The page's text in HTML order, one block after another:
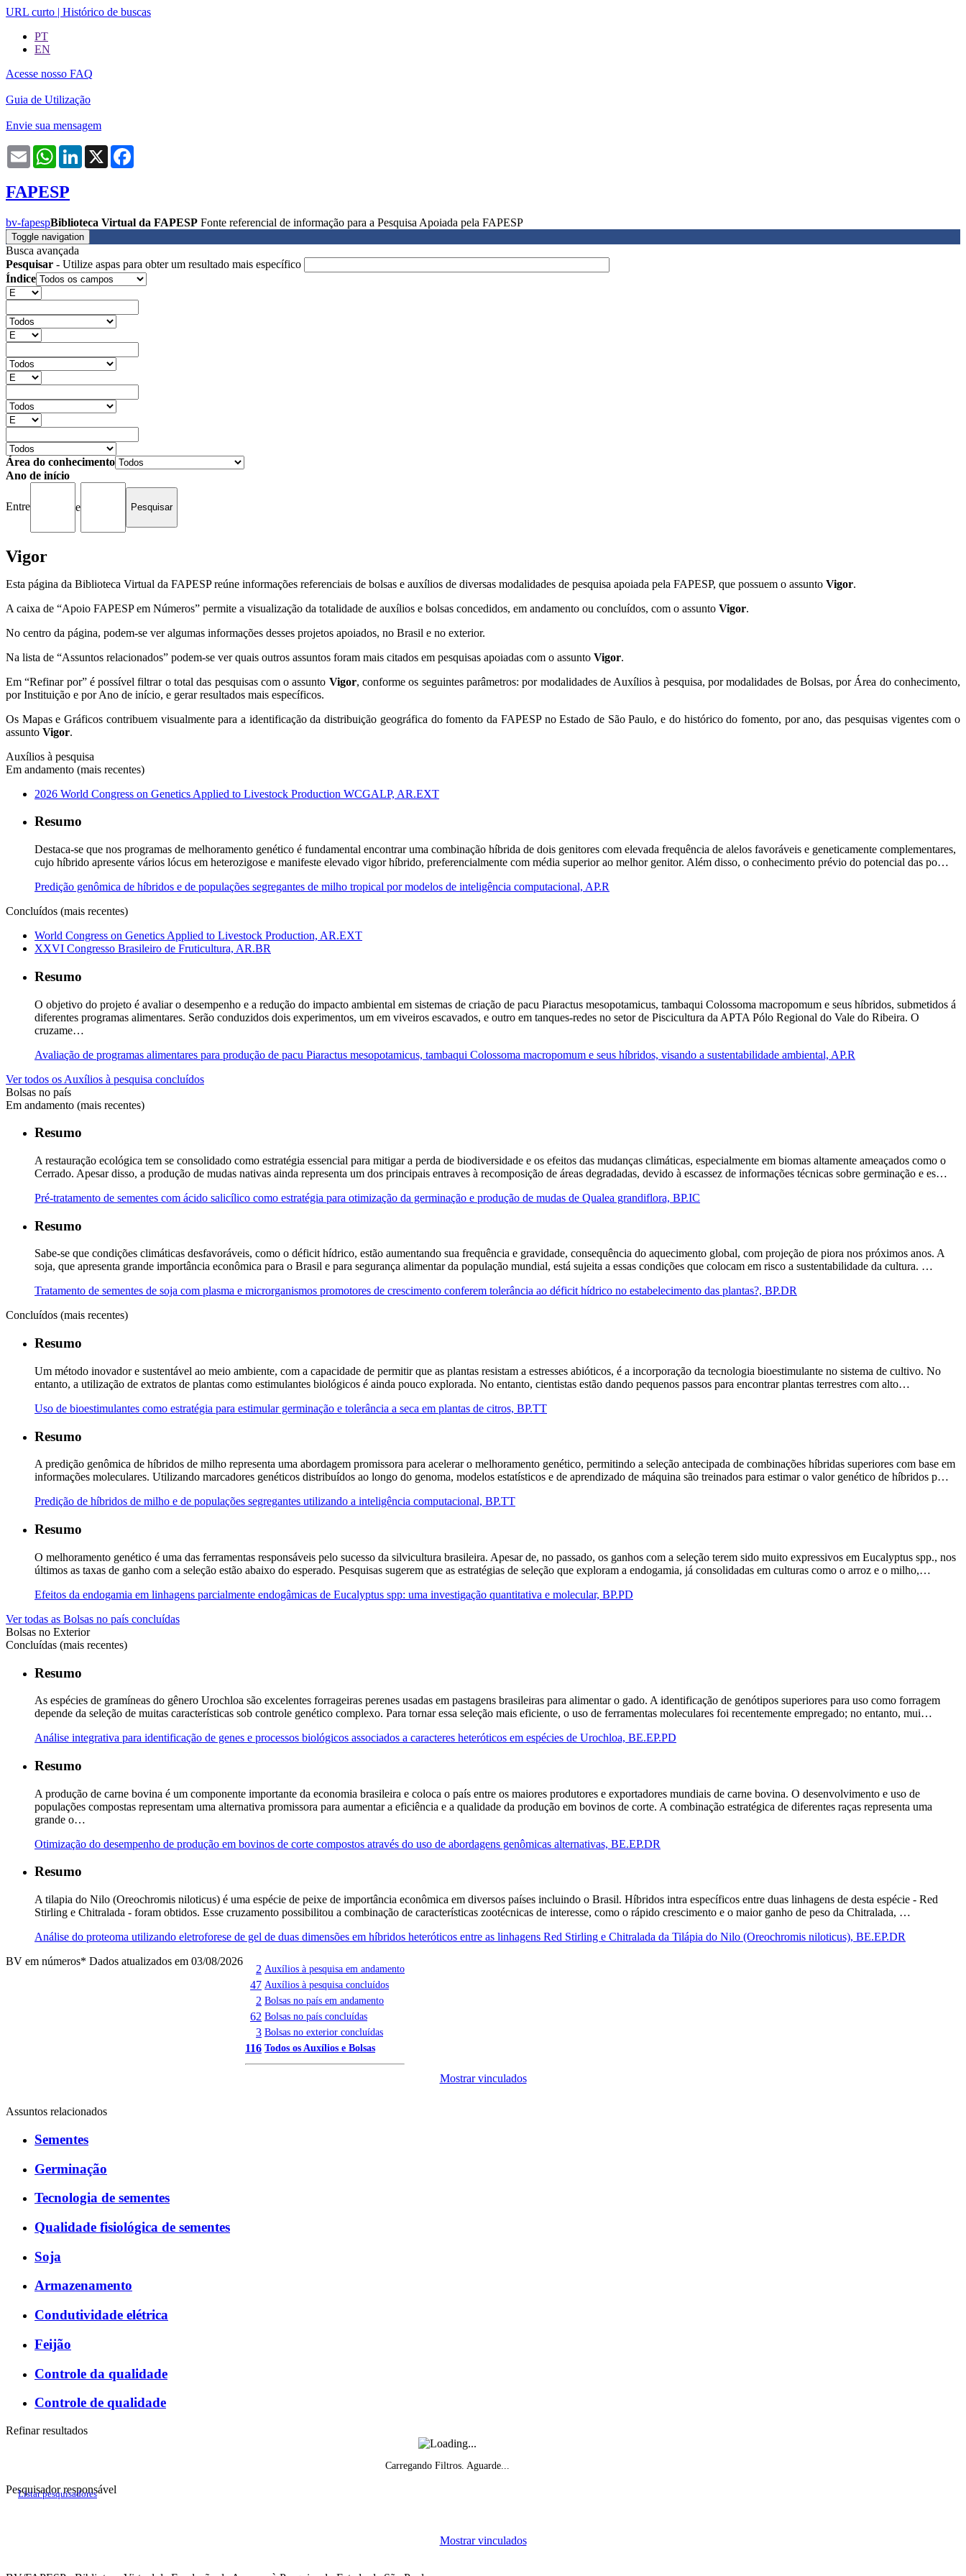
URL curto | Histórico de buscas
PT
EN
Acesse nosso FAQ
Guia de Utilização
Envie sua mensagem
Email WhatsAppLinkedIn
X
FAPESP
bv-fapespBiblioteca Virtual da FAPESP Fonte referencial de informação para a Pesquisa Apoiada pela FAPESP
Toggle navigation
Busca avançada
Pesquisar - Utilize aspas para obter um resultado mais específico
Índice
Área do conhecimento
Ano de início
Entre e
Vigor
Esta página da Biblioteca Virtual da FAPESP reúne informações referenciais de bolsas e auxílios de diversas modalidades de pesquisa apoiada pela FAPESP, que possuem o assunto Vigor.
A caixa de “Apoio FAPESP em Números” permite a visualização da totalidade de auxílios e bolsas concedidos, em andamento ou concluídos, com o assunto Vigor.
No centro da página, podem-se ver algumas informações desses projetos apoiados, no Brasil e no exterior.
Na lista de “Assuntos relacionados” podem-se ver quais outros assuntos foram mais citados em pesquisas apoiadas com o assunto Vigor.
Em “Refinar por” é possível filtrar o total das pesquisas com o assunto Vigor, conforme os seguintes parâmetros: por modalidades de Auxílios à pesquisa, por modalidades de Bolsas, por Área do conhecimento,
por Instituição e por Ano de início, e gerar resultados mais específicos.
Os Mapas e Gráficos contribuem visualmente para a identificação da distribuição geográfica do fomento da FAPESP no Estado de São Paulo, e do histórico do fomento, por ano, das pesquisas vigentes com o
assunto Vigor.
Auxílios à pesquisa
Em andamento (mais recentes)
2026 World Congress on Genetics Applied to Livestock Production WCGALP, AR.EXT
Resumo
Destaca-se que nos programas de melhoramento genético é fundamental encontrar uma combinação híbrida de dois genitores com elevada frequência de alelos favoráveis e geneticamente complementares,
cujo híbrido apresente vários lócus em heterozigose e manifeste elevado vigor híbrido, preferencialmente com média superior ao melhor genitor. Além disso, o conhecimento prévio do potencial das po…
Predição genômica de híbridos e de populações segregantes de milho tropical por modelos de inteligência computacional, AP.R
Concluídos (mais recentes)
World Congress on Genetics Applied to Livestock Production, AR.EXT
XXVI Congresso Brasileiro de Fruticultura, AR.BR
Resumo
O objetivo do projeto é avaliar o desempenho e a redução do impacto ambiental em sistemas de criação de pacu Piaractus mesopotamicus, tambaqui Colossoma macropomum e seus híbridos, submetidos á
diferentes programas alimentares. Serão conduzidos dois experimentos, um em viveiros escavados, e outro em tanques-redes no setor de Piscicultura da APTA Pólo Regional do Vale do Ribeira. O
cruzame…
Avaliação de programas alimentares para produção de pacu Piaractus mesopotamicus, tambaqui Colossoma macropomum e seus híbridos, visando a sustentabilidade ambiental, AP.R
Ver todos os Auxílios à pesquisa concluídos
Bolsas no país
Em andamento (mais recentes)
Resumo
A restauração ecológica tem se consolidado como estratégia essencial para mitigar a perda de biodiversidade e os efeitos das mudanças climáticas, especialmente em biomas altamente ameaçados como o
Cerrado. Apesar disso, a produção de mudas nativas ainda representa um dos principais entraves à recomposição de áreas degradadas, devido à escassez de informações técnicas sobre germinação e es…
Pré-tratamento de sementes com ácido salicílico como estratégia para otimização da germinação e produção de mudas de Qualea grandiflora, BP.IC
Resumo
Sabe-se que condições climáticas desfavoráveis, como o déficit hídrico, estão aumentando sua frequência e gravidade, consequência do aquecimento global, com projeção de piora nos próximos anos. A
soja, que apresenta grande importância econômica para o Brasil e para segurança alimentar da população mundial, está sujeita a essas condições que colocam em risco a sustentabilidade da cultura. …
Tratamento de sementes de soja com plasma e microrganismos promotores de crescimento conferem tolerância ao déficit hídrico no estabelecimento das plantas?, BP.DR
Concluídos (mais recentes)
Resumo
Um método inovador e sustentável ao meio ambiente, com a capacidade de permitir que as plantas resistam a estresses abióticos, é a incorporação da tecnologia bioestimulante no sistema de cultivo. No
entanto, a utilização de extratos de plantas como estimulantes biológicos é ainda pouco explorada. No entanto, cientistas estão dando pequenos passos para encontrar plantas terrestres com alto…
Uso de bioestimulantes como estratégia para estimular germinação e tolerância a seca em plantas de citros, BP.TT
Resumo
A predição genômica de híbridos de milho representa uma abordagem promissora para acelerar o melhoramento genético, permitindo a seleção antecipada de combinações híbridas superiores com base em
informações moleculares. Utilizando marcadores genéticos distribuídos ao longo do genoma, modelos estatísticos e de aprendizado de máquina são treinados para estimar o valor genético de híbridos p…
Predição de híbridos de milho e de populações segregantes utilizando a inteligência computacional, BP.TT
Resumo
O melhoramento genético é uma das ferramentas responsáveis pelo sucesso da silvicultura brasileira. Apesar de, no passado, os ganhos com a seleção terem sido muito expressivos em Eucalyptus spp., nos
últimos as taxas de ganho com a seleção estão abaixo do esperado. Pesquisas sugerem que as estratégias de seleção que exploram a endogamia, já consolidadas em culturas como o arroz e o milho,…
Efeitos da endogamia em linhagens parcialmente endogâmicas de Eucalyptus spp: uma investigação quantitativa e molecular, BP.PD
Ver todas as Bolsas no país concluídas
Bolsas no Exterior
Concluídas (mais recentes)
Resumo
As espécies de gramíneas do gênero Urochloa são excelentes forrageiras perenes usadas em pastagens brasileiras para alimentar o gado. A identificação de genótipos superiores para uso como forragem
depende da seleção de muitas características sob controle genético complexo. Para tornar essa seleção mais eficiente, o uso de ferramentas moleculares foi recentemente empregado; no entanto, mui…
Análise integrativa para identificação de genes e processos biológicos associados a caracteres heteróticos em espécies de Urochloa, BE.EP.PD
Resumo
A produção de carne bovina é um componente importante da economia brasileira e coloca o país entre os maiores produtores e exportadores mundiais de carne bovina. O desenvolvimento e uso de
populações compostas representam uma alternativa promissora para aumentar a eficiência e a qualidade da produção em bovinos de corte. A combinação estratégica de diferentes raças representa uma
grande o…
Otimização do desempenho de produção em bovinos de corte compostos através do uso de abordagens genômicas alternativas, BE.EP.DR
Resumo
A tilapia do Nilo (Oreochromis niloticus) é uma espécie de peixe de importância econômica em diversos países incluindo o Brasil. Híbridos intra específicos entre duas linhagens de desta espécie - Red
Stirling e Chitralada - foram obtidos. Esse cruzamento possibilitou a combinação de características zootécnicas de interesse, como o rápido crescimento e o maior ganho de peso da Chitralada, …
Análise do proteoma utilizando eletroforese de gel de duas dimensões em híbridos heteróticos entre as linhagens Red Stirling e Chitralada da Tilápia do Nilo (Oreochromis niloticus), BE.EP.DR
BV em números* Dados atualizados em 03/08/2026
2 Auxílios à pesquisa em andamento
47 Auxílios à pesquisa concluídos
2 Bolsas no país em andamento
62 Bolsas no país concluídas
3 Bolsas no exterior concluídas
116 Todos os Auxílios e Bolsas
Mostrar vinculados
Assuntos relacionados
Sementes
Germinação
Tecnologia de sementes
Qualidade fisiológica de sementes
Soja
Armazenamento
Condutividade elétrica
Feijão
Controle da qualidade
Controle de qualidade
Refinar resultados
Carregando Filtros. Aguarde...
Pesquisador responsável
Listar pesquisadores
Mostrar vinculados